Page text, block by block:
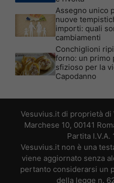
Assegno unico
nuove
importi: quali
cambiamenti
Conchiglioni
forno: un primo
sfizioso per la
Capodanno
Vesuvius.it di proprietà di
Marchese 10, 00141
Partita I.V.A.
Vesuvius.it non è una
viene aggiornato senza
pertanto considerarsi un
della legge n.